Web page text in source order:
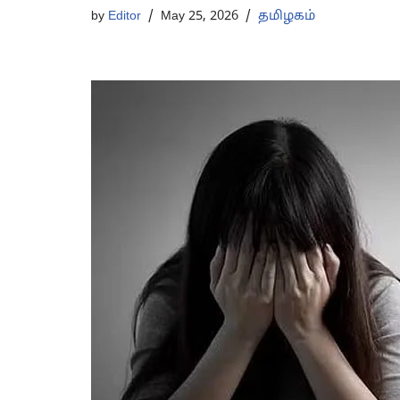
by Editor May 25, 2026 தமிழகம்